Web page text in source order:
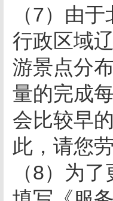
（7）由
行政区域
游景点分
量的完成
会比较早
此，请您
（8）为